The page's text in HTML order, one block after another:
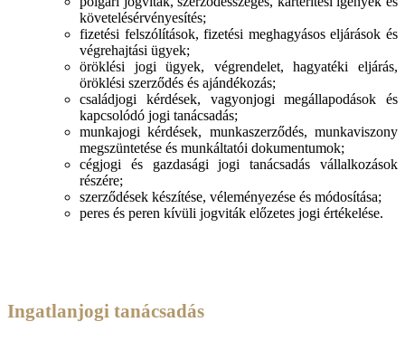
követelésérvényesítés;
fizetési felszólítások, fizetési meghagyásos eljárások és
végrehajtási ügyek;
öröklési jogi ügyek, végrendelet, hagyatéki eljárás,
öröklési szerződés és ajándékozás;
családjogi kérdések, vagyonjogi megállapodások és
kapcsolódó jogi tanácsadás;
munkajogi kérdések, munkaszerződés, munkaviszony
megszüntetése és munkáltatói dokumentumok;
cégjogi és gazdasági jogi tanácsadás vállalkozások
részére;
szerződések készítése, véleményezése és módosítása;
peres és peren kívüli jogviták előzetes jogi értékelése.
Ingatlanjogi tanácsadás